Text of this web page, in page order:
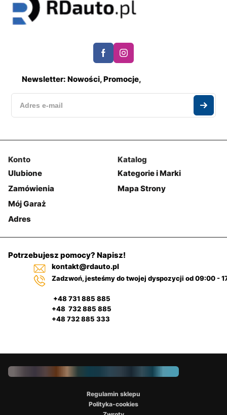
Newsletter: Nowości, Promocje,
Konto
Ulubione
Zamówienia
Mój Garaż
Adres
Katalog
Kategorie i Marki
Mapa Strony
Potrzebujesz pomocy? Napisz!
kontakt@rdauto.pl
Zadzwoń, jesteśmy do twojej dyspozycji od 09:00 -
+48 731 885 885
+48 732 885 885
+48 732 885 333
Regulamin sklepu
Polityka-cookies